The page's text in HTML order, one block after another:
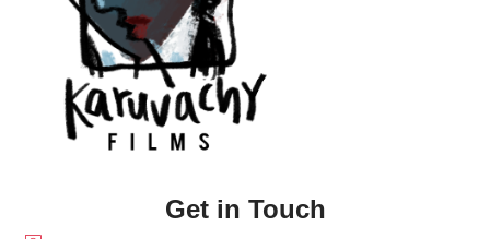
Get in Touch